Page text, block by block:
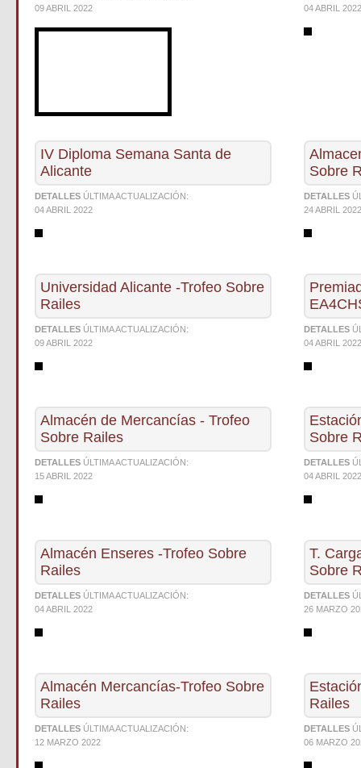
09 ABRIL 2022
04 ABRIL 2022
IV Diploma Semana Santa de
Alicante
DETALLES ÚLTIMA ACTUALIZACIÓN:
04 ABRIL 2022
Sobre
DETALLES
24 ABRIL 2022
Universidad Alicante -Trofeo Sobre
Railes
DETALLES ÚLTIMA ACTUALIZACIÓN:
09 ABRIL 2022
DETALLES
04 ABRIL 2022
Almacén de Mercancías - Trofeo
Sobre Railes
DETALLES ÚLTIMA ACTUALIZACIÓN:
15 ABRIL 2022
Sobre
DETALLES
04 ABRIL 2022
Almacén Enseres -Trofeo Sobre
Railes
DETALLES ÚLTIMA ACTUALIZACIÓN:
04 ABRIL 2022
T.
Sobre
DETALLES
26 MARZO
Almacén Mercancías-Trofeo Sobre
Railes
DETALLES ÚLTIMA ACTUALIZACIÓN:
12 MARZO 2022
Railes
DETALLES
06 MARZO